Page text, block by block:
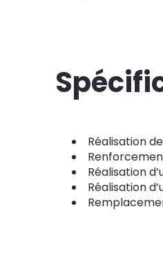
Réalisation
Réalisation
Réalisation